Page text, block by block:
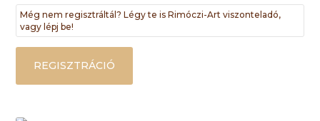
Még nem regisztráltál? Légy te is Rimóczi-Art viszonteladó,
vagy lépj be!
REGISZTRÁCIÓ